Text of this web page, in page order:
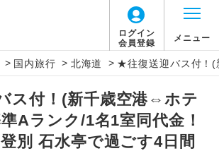
ログイン
会員登録
メニュー
> 国内旅行 > 北海道 > ★往復送迎バス付！(
ス付！(新千歳空港⇔ホテ
Aランク/1名1室同代金！
別 石水亭で過ごす4日間
説明
往路出発空港（駅）から復路到着空港
（駅）まで同行します。
アー」に関するご案内
アーとは
定する「個人包括旅行運